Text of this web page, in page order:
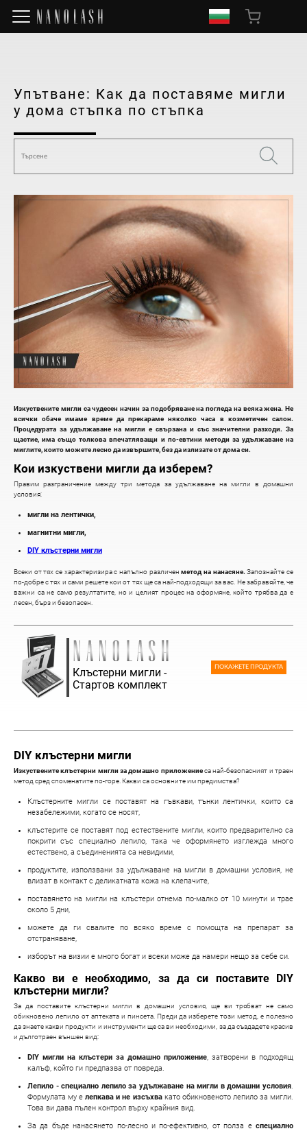
Упътване: Как да поставяме мигли
у дома стъпка по стъпка
Изкуствените мигли са чудесен начин за подобряване на погледа на всяка жена. Не
всички обаче имаме време да прекараме няколко часа в козметичен салон.
Процедурата за удължаване на мигли е свързана и със значителни разходи. За
щастие, има също толкова впечатляващи и по-евтини методи за удължаване на
миглите, които можете лесно да извършите, без да излизате от дома си.
Кои изкуствени мигли да изберем?
Правим разграничение между три метода за удължаване на мигли в домашни
условия:
мигли на лентички,
магнитни мигли,
DIY клъстерни мигли
Всеки от тях се характеризира с напълно различенметод на нанасяне. Запознайте се
по-добре с тях и сами решете кои от тях ще са най-подходящи за вас. Не забравяйте, че
важни са не само резултатите, но и целият процес на оформяне, който трябва да е
лесен, бърз и безопасен.
Клъстерни мигли -
Стартов комплект
ПОКАЖЕТЕ ПРОДУКТА
DIY клъстерни мигли
Изкуствените клъстерни мигли за домашно приложениеса най-безопасният и траен
метод сред споменатите по-горе. Какви са основните им предимства?
Клъстерните мигли се поставят на гъвкави, тънки лентички, които са
незабележими, когато се носят,
клъстерите се поставят под естествените мигли, които предварително са
покрити със специално лепило, така че оформянето изглежда много
естествено, а съединенията са невидими,
продуктите, използвани за удължаване на мигли в домашни условия, не
влизат в контакт с деликатната кожа на клепачите,
поставянето на мигли на клъстери отнема по-малко от 10 минути и трае
около 5 дни,
можете да ги свалите по всяко време с помощта на препарат за
отстраняване,
изборът на визии е много богат и всеки може да намери нещо за себе си.
Какво ви е необходимо, за да си поставите DIY
клъстерни мигли?
За да поставите клъстерни мигли в домашни условия, ще ви трябват не само
обикновено лепило от аптеката и пинсета. Преди да изберете този метод, е полезно
да знаете какви продукти и инструменти ще са ви необходими, за да създадете красив
и дълготраен външен вид:
DIY мигли на клъстери за домашно приложение , затворени в подходящ
калъф, който ги предпазва от повреда.
Лепило - специално лепило за удължаване на мигли в домашни условия
Формулата му елепкава и не изсъхвакато обикновеното лепило за мигли.
Това ви дава пълен контрол върху крайния вид.
За да бъде нанасянето по-лесно и по-ефективно, от полза е специално